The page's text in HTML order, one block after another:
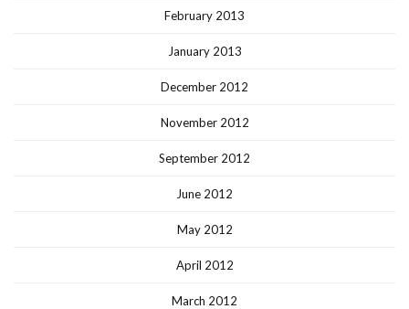
February 2013
January 2013
December 2012
November 2012
September 2012
June 2012
May 2012
April 2012
March 2012